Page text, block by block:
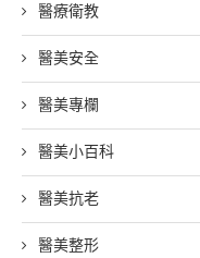
醫療衛教
醫美安全
醫美專欄
醫美小百科
醫美抗老
醫美整形